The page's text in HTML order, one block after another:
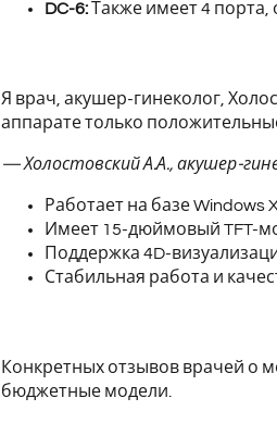
DC-6:Также имеет 4 порта,
Я врач, акушер-гинеколог,
аппарате только
— Холостовский А.А., акушер-
Работает на базе Windows
Имеет 15-дюймовый TFT-
Поддержка 4D-
Стабильная работа и
Конкретных отзывов врачей о
бюджетные модели.